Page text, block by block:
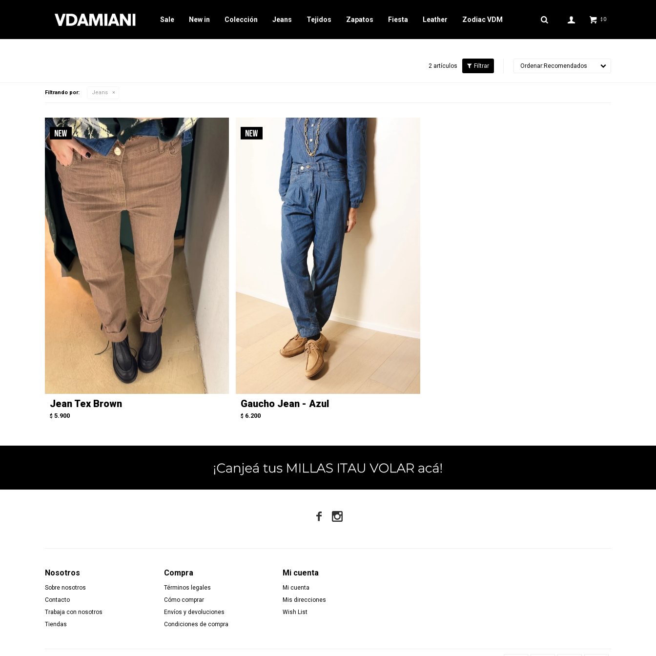
Sale New in Colección Jeans Tejidos Zapatos Fiesta Leather Zodiac VDM $ 0
2 artículos Recomendados
Filtrando por: Jeans
Jean Tex Brown
$ 5.900
Gaucho Jean - Azul
$ 6.200
Nosotros
Sobre nosotros
Contacto
Trabaja con nosotros
Tiendas
Compra
Términos legales
Cómo comprar
Envíos y devoluciones
Condiciones de compra
Mi cuenta
Mi cuenta
Mis direcciones
Wish List
 